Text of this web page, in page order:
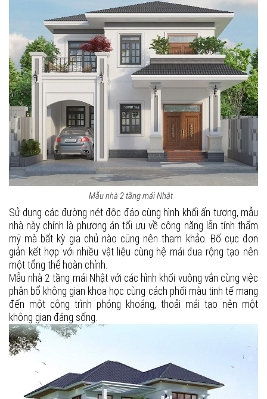
Mẫu nhà 2 tầng mái Nhật
Sử dụng các đường nét độc đáo cùng hình khối ấn tượng, mẫu
nhà này chính là phương án tối ưu về công năng lẫn tính thẩm
mỹ mà bất kỳ gia chủ nào cũng nên tham khảo. Bố cục đơn
giản kết hợp với nhiều vật liệu cùng hệ mái đua rộng tạo nên
một tổng thể hoàn chỉnh.
Mẫu nhà 2 tầng mái Nhật với các hình khối vuông vắn cùng việc
phân bổ không gian khoa học cùng cách phối màu tinh tế mang
đến một công trình phóng khoáng, thoải mái tạo nên một
không gian đáng sống.